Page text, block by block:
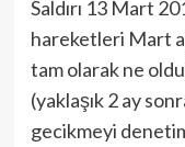
Saldırı 13 Mart
hareketleri Mart
tam olarak ne
(yaklaşık 2 ay
gecikmeyi